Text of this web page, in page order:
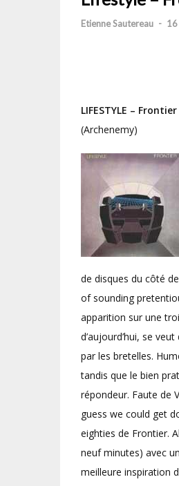
Etienne Sautereau -
LIFESTYLE – Frontier
(Archenemy)
de disques du côté
of sounding
apparition sur une
d’aujourd’hui, se
par les bretelles.
tandis que le bien
répondeur. Faute de
guess we could get
eighties de Frontier.
neuf minutes) avec
meilleure inspiration